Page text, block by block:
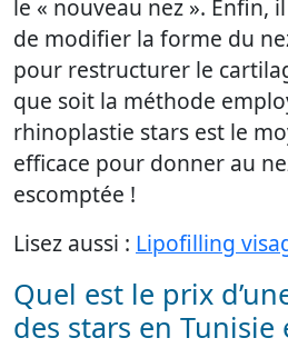
le « nouveau nez ». Enfin,
de modifier la forme du
pour restructurer le
que soit la méthode
rhinoplastie stars est le
efficace pour donner au
escomptée !
Lisez aussi : Lipofilling
Quel est le prix
des stars en Tunisie